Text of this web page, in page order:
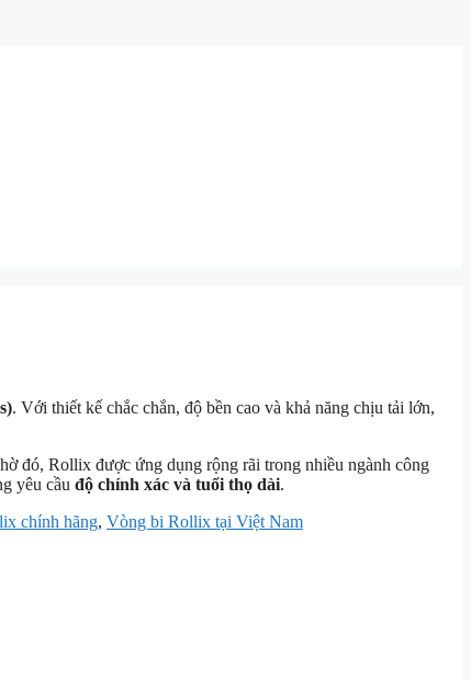
. Với thiết kế chắc chắn, độ bền cao và khả năng chịu tải lớn,
đó, Rollix được ứng dụng rộng rãi trong nhiều ngành công
yêu cầu độ chính xác và tuổi thọ dài.
chính hãng, Vòng bi Rollix tại Việt Nam